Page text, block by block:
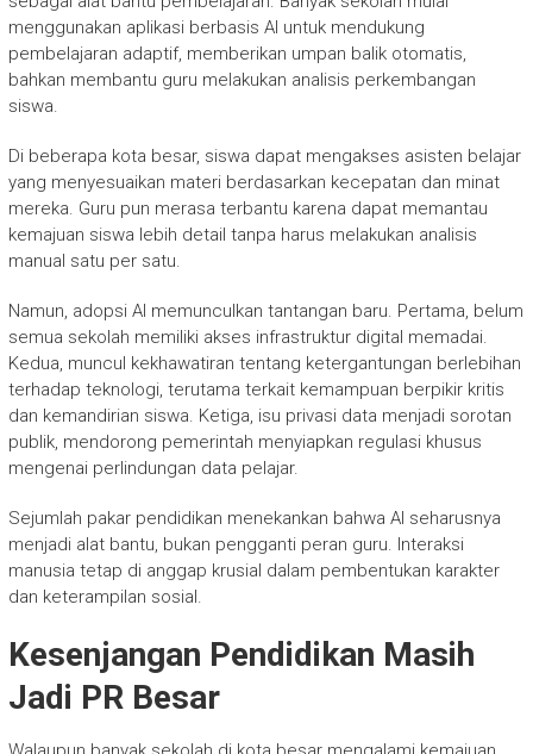
menggunakan aplikasi berbasis AI untuk mendukung
pembelajaran adaptif, memberikan umpan balik otomatis,
bahkan membantu guru melakukan analisis perkembangan
siswa.
Di beberapa kota besar, siswa dapat mengakses asisten belajar
yang menyesuaikan materi berdasarkan kecepatan dan minat
mereka. Guru pun merasa terbantu karena dapat memantau
kemajuan siswa lebih detail tanpa harus melakukan analisis
manual satu per satu.
Namun, adopsi AI memunculkan tantangan baru. Pertama, belum
semua sekolah memiliki akses infrastruktur digital memadai.
Kedua, muncul kekhawatiran tentang ketergantungan berlebihan
terhadap teknologi, terutama terkait kemampuan berpikir kritis
dan kemandirian siswa. Ketiga, isu privasi data menjadi sorotan
publik, mendorong pemerintah menyiapkan regulasi khusus
mengenai perlindungan data pelajar.
Sejumlah pakar pendidikan menekankan bahwa AI seharusnya
menjadi alat bantu, bukan pengganti peran guru. Interaksi
manusia tetap di anggap krusial dalam pembentukan karakter
dan keterampilan sosial.
Kesenjangan Pendidikan Masih
Jadi PR Besar